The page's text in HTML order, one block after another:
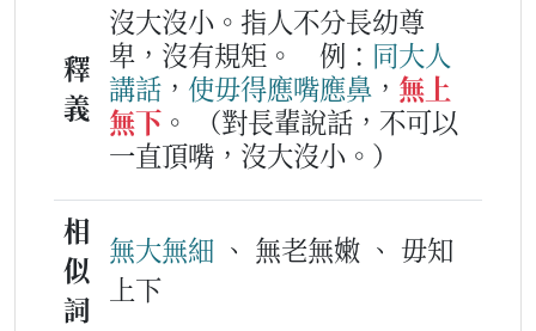
釋
義
沒大沒小。指人不分長幼尊
卑，沒有規矩。
例： 同大人
講話 ， 使毋得應嘴應鼻 ， 無上
無下 。
（對長輩說話，不可以
一直頂嘴，沒大沒小。）
相
似
詞
無大無細 、 無老無嫩 、 毋知
上下